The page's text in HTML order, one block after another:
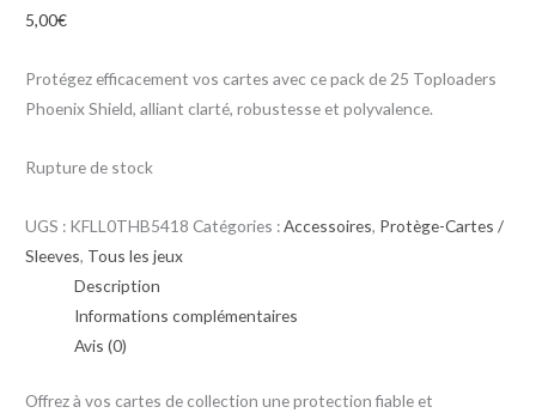
5,00€
Protégez efficacement vos cartes avec ce pack de 25 Toploaders
Phoenix Shield, alliant clarté, robustesse et polyvalence.
Rupture de stock
UGS : KFLL0THB5418 Catégories :Accessoires, Protège-Cartes /
Sleeves, Tous les jeux
Description
Informations complémentaires
Avis (0)
Offrez à vos cartes de collection une protection fiable et